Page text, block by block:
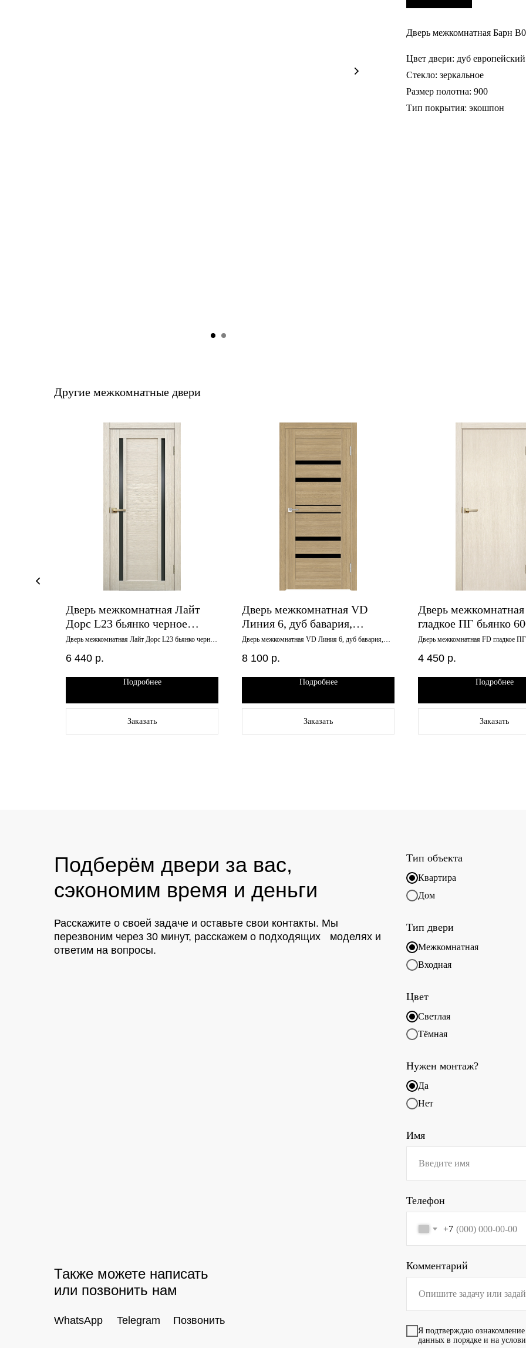
Дверь межкомнатная Барн
Цвет двери: дуб европейский
Стекло: зеркальное
Размер полотна: 900
Тип покрытия: экошпон
Другие межкомнатные двери
Дверь межкомнатная Лайт
Дорс L23 бьянко черное
стекло 700х2000
Дверь межкомнатная Лайт Дорс L23 бьянко черное
6 440 р.
Подробнее
Заказать
Дверь межкомнатная VD
Линия 6, дуб бавария,
600х2000, лакобель черный
Дверь межкомнатная VD Линия 6, дуб бавария,
8 100 р.
Подробнее
Заказать
Дверь
гладкое ПГ бьянко
глухое
Дверь межкомнатная FD гладкое
4 450 р.
Подробнее
Заказать
Тип объекта
Квартира
Дом
Тип двери
Межкомнатная
Входная
Цвет
Светлая
Тёмная
Нужен монтаж?
Да
Нет
Имя
Телефон
+7
Комментарий
Я подтверждаю ознакомление
данных в порядке и на
Позвонить
Telegram
WhatsApp
Также можете написать
или позвонить нам
Расскажите о своей задаче и оставьте свои контакты. Мы
перезвоним через 30 минут, расскажем о подходящих моделях и
ответим на вопросы.
Подберём двери за вас,
сэкономим время и деньги